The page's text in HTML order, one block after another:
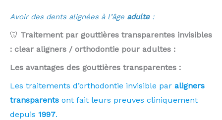
Avoir des dents alignées à l’âge adulte:
🦷 Traitement par gouttières transparentes invisibles
: clear aligners / orthodontie pour adultes :
Les avantages des gouttières transparentes :
Les traitements d’orthodontie invisible par aligners
transparents ont fait leurs preuves cliniquement
depuis 1997.